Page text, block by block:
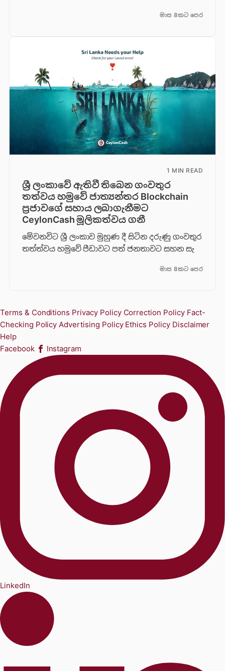
මාස 8කට පෙර
1 MIN READ
ශ්‍රී ලංකාවේ ඇතිවී තිබෙන ගංවතුර
තත්වය හමුවේ ජාත්‍යන්තර Blockchain
ප්‍රජාවගේ සහාය ලබාගැනීමට
CeylonCash මූලිකත්වය ග​නී
මේවනවිට ශ්‍රී ලංකාව මුහුණ දී සිටින දරුණු ගංවතුර
තත්ත්වය හමුවේ පීඩාවට පත් ජනතාවට සහන සැ
මාස 8කට පෙර
Terms & Conditions Privacy Policy Correction Policy Fact-
Checking Policy Advertising Policy Ethics Policy Disclaimer
Help
Facebook
Instagram
LinkedIn